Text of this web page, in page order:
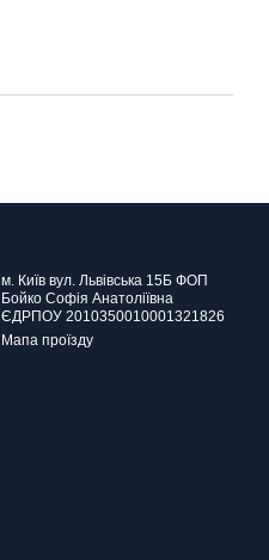
м. Київ вул. Львівська 15Б ФОП
Бойко Софія Анатоліївна
ЄДРПОУ 2010350010001321826
Мапа проїзду